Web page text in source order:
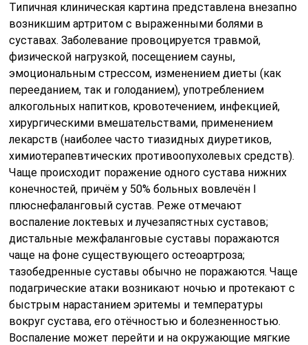
Типичная клиническая картина представлена внезапно
возникшим артритом с выраженными болями в
суставах. Заболевание провоцируется травмой,
физической нагрузкой, посещением сауны,
эмоциональным стрессом, изменением диеты (как
перееданием, так и голоданием), употреблением
алкогольных напитков, кровотечением, инфекцией,
хирургическими вмешательствами, применением
лекарств (наиболее часто тиазидных диуретиков,
химиотерапевтических противоопухолевых средств).
Чаще происходит поражение одного сустава нижних
конечностей, причём у 50% больных вовлечён I
плюснефаланговый сустав. Реже отмечают
воспаление локтевых и лучезапястных суставов;
дистальные межфаланговые суставы поражаются
чаще на фоне существующего остеоартроза;
тазобедренные суставы обычно не поражаются. Чаще
подагрические атаки возникают ночью и протекают с
быстрым нарастанием эритемы и температуры
вокруг сустава, его отёчностью и болезненностью.
Воспаление может перейти и на окружающие мягкие